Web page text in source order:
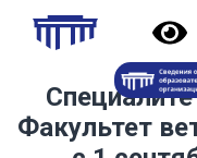
Факультет